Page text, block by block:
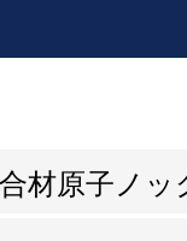
材原子ノ